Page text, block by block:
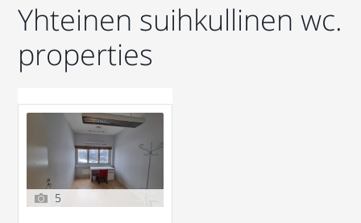
Yhteinen suihkullinen wc.
properties
5